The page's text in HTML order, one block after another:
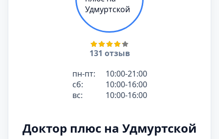
131 отзыв
пн-пт:
10:00-21:00
сб:
10:00-16:00
вс:
10:00-16:00
Доктор плюс на Удмуртской